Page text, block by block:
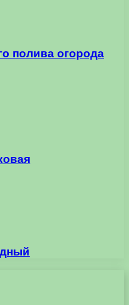
полива огорода